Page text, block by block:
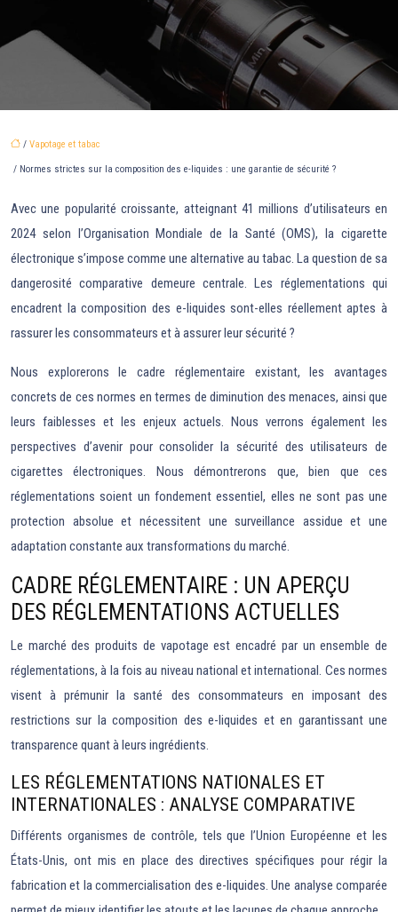
/ Vapotage et tabac
/ Normes strictes sur la composition des e-liquides : une garantie de sécurité ?
Avec une popularité croissante, atteignant 41 millions d’utilisateurs en
2024 selon l’Organisation Mondiale de la Santé (OMS), la cigarette
électronique s’impose comme une alternative au tabac. La question de sa
dangerosité comparative demeure centrale. Les réglementations qui
encadrent la composition des e-liquides sont-elles réellement aptes à
rassurer les consommateurs et à assurer leur sécurité ?
Nous explorerons le cadre réglementaire existant, les avantages
concrets de ces normes en termes de diminution des menaces, ainsi que
leurs faiblesses et les enjeux actuels. Nous verrons également les
perspectives d’avenir pour consolider la sécurité des utilisateurs de
cigarettes électroniques. Nous démontrerons que, bien que ces
réglementations soient un fondement essentiel, elles ne sont pas une
protection absolue et nécessitent une surveillance assidue et une
adaptation constante aux transformations du marché.
CADRE RÉGLEMENTAIRE : UN APERÇU
DES RÉGLEMENTATIONS ACTUELLES
Le marché des produits de vapotage est encadré par un ensemble de
réglementations, à la fois au niveau national et international. Ces normes
visent à prémunir la santé des consommateurs en imposant des
restrictions sur la composition des e-liquides et en garantissant une
transparence quant à leurs ingrédients.
LES RÉGLEMENTATIONS NATIONALES ET
INTERNATIONALES : ANALYSE COMPARATIVE
Différents organismes de contrôle, tels que l’Union Européenne et les
États-Unis, ont mis en place des directives spécifiques pour régir la
fabrication et la commercialisation des e-liquides. Une analyse comparée